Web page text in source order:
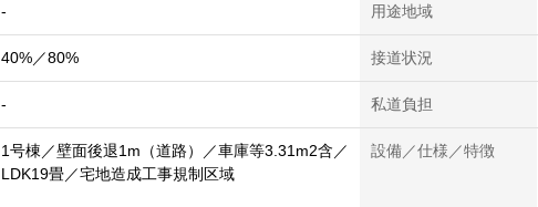
- 用途地域
40%／80% 接道状況
- 私道負担
1号棟／壁面後退1m（道路）／車庫等3.31m2含／
LDK19畳／宅地造成工事規制区域
設備／仕様／特徴